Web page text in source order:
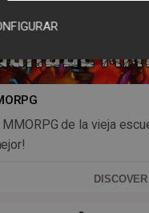
de la vieja